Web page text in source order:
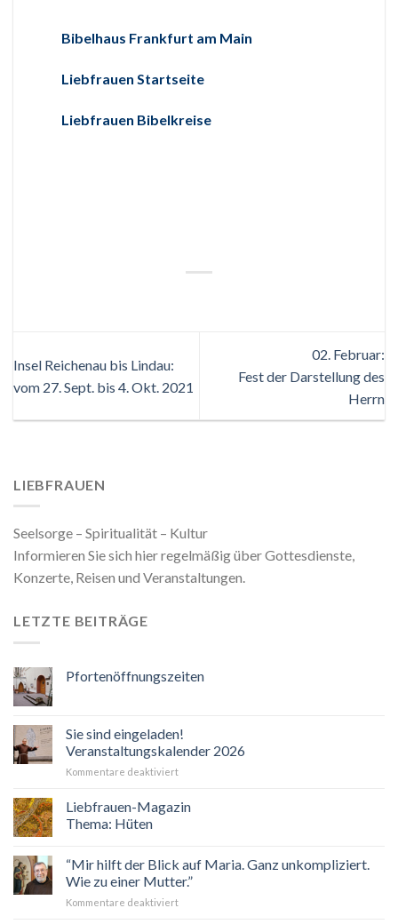
Bibelhaus Frankfurt am Main
Liebfrauen Startseite
Liebfrauen Bibelkreise
Insel Reichenau bis Lindau:
vom 27. Sept. bis 4. Okt. 2021
02. Februar:
Fest der Darstellung des
Herrn
LIEBFRAUEN
Seelsorge – Spiritualität – Kultur
Informieren Sie sich hier regelmäßig über Gottesdienste,
Konzerte, Reisen und Veranstaltungen.
LETZTE BEITRÄGE
Pfortenöffnungszeiten
Sie sind eingeladen!
Veranstaltungskalender 2026
Kommentare deaktiviertfür
sind
eingeladen!
Liebfrauen-Magazin
Thema: Hüten
“Mir hilft der Blick auf Maria. Ganz unkompliziert.
Wie zu einer Mutter.”
Kommentare deaktiviertfür